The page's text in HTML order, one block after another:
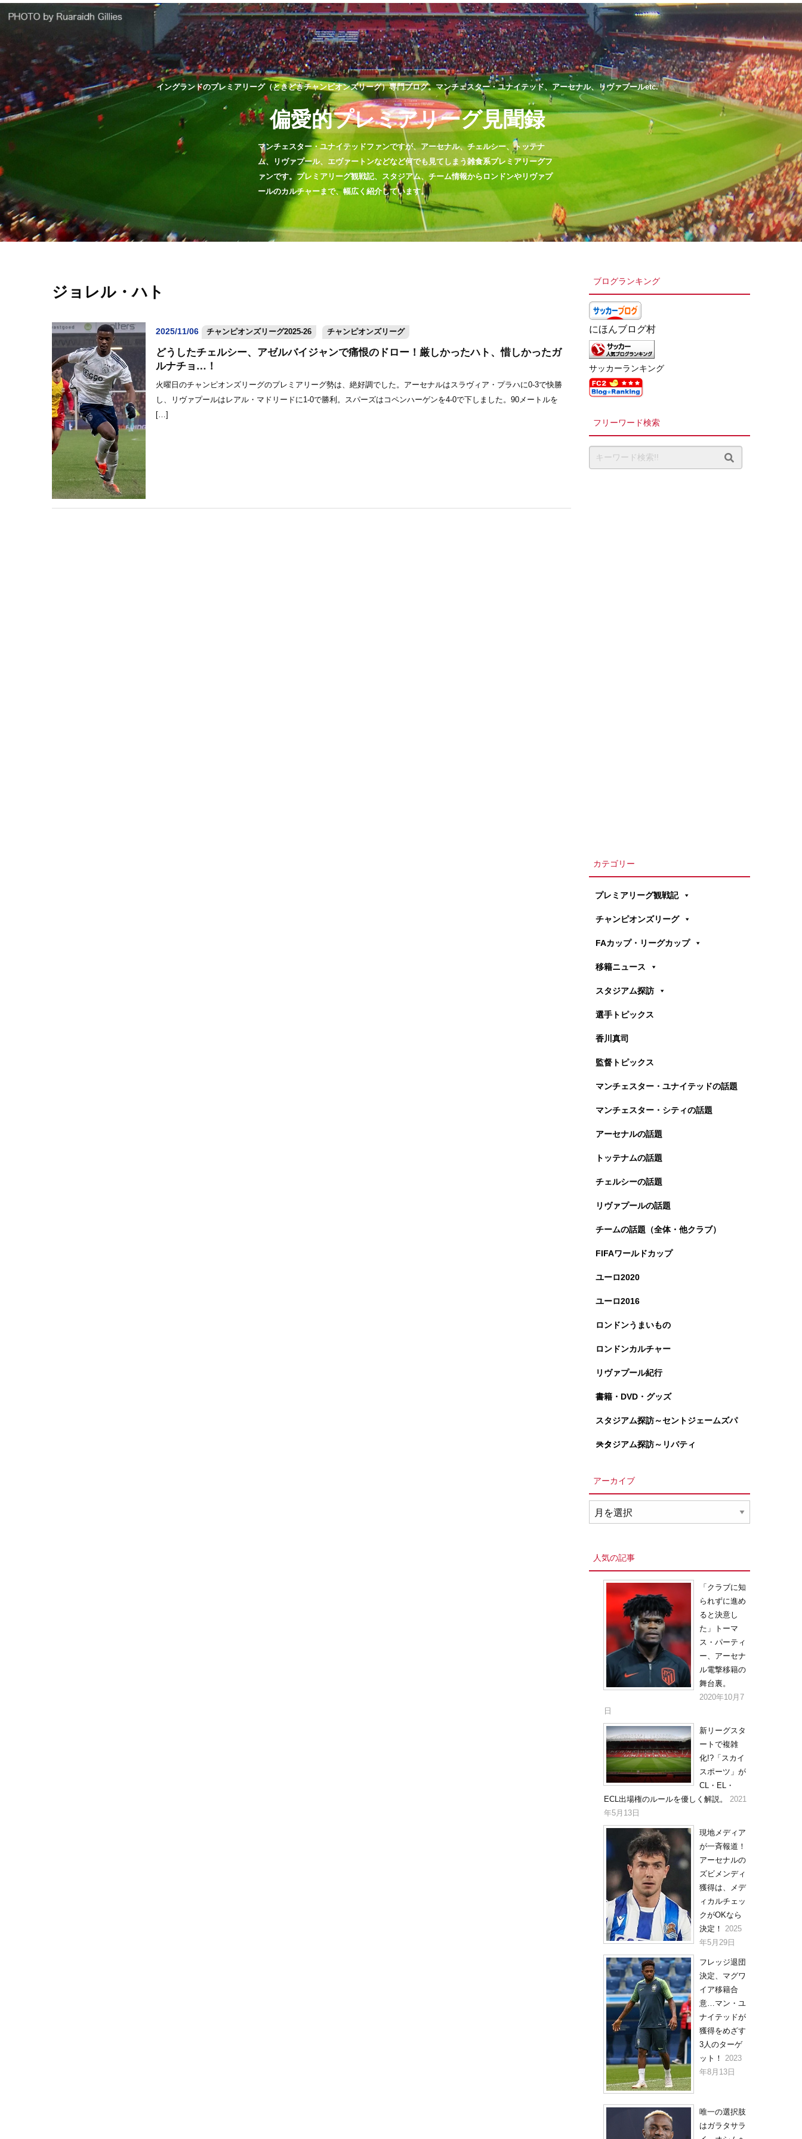
イングランドのプレミアリーグ（ときどきチャンピオンズリーグ）専門ブログ。マンチェスター・ユナイテッド、アーセナル、リヴァプールetc.
偏愛的プレミアリーグ見聞録
マンチェスター・ユナイテッドファンですが、アーセナル、チェルシー、トッテナ
ム、リヴァプール、エヴァートンなどなど何でも見てしまう雑食系プレミアリーグフ
ァンです。プレミアリーグ観戦記、スタジアム、チーム情報からロンドンやリヴァプ
ールのカルチャーまで、幅広く紹介しています。
ジョレル・ハト
2025/11/06 チャンピオンズリーグ2025-26 チャンピオンズリーグ
どうしたチェルシー、アゼルバイジャンで痛恨のドロー！厳しかったハト、惜しかったガ
ルナチョ…！
火曜日のチャンピオンズリーグのプレミアリーグ勢は、絶好調でした。アーセナルはスラヴィア・プラハに0-3で快勝
し、リヴァプールはレアル・マドリードに1-0で勝利。スパーズはコペンハーゲンを4-0で下しました。90メートルを
[…]
ブログランキング
にほんブログ村
サッカーランキング
フリーワード検索
カテゴリー
プレミアリーグ観戦記
チャンピオンズリーグ
FAカップ・リーグカップ
移籍ニュース
スタジアム探訪
選手トピックス
香川真司
監督トピックス
マンチェスター・ユナイテッドの話題
マンチェスター・シティの話題
アーセナルの話題
トッテナムの話題
チェルシーの話題
リヴァプールの話題
チームの話題（全体・他クラブ）
FIFAワールドカップ
ユーロ2020
ユーロ2016
ロンドンうまいもの
ロンドンカルチャー
リヴァプール紀行
書籍・DVD・グッズ
スタジアム探訪～セントジェームズパ
ーク
スタジアム探訪～リバティ
アーカイブ
ー
人気の記事
「クラブに知
られずに進め
ると決意し
た」トーマ
ス・パーティ
ー、アーセナ
ル電撃移籍の
舞台裏。
2020年10月7
日
新リーグスタ
ートで複雑
化!?「スカイ
スポーツ」が
CL・EL・
ECL出場権のルールを優しく解説。
2021
年5月13日
現地メディア
が一斉報道！
アーセナルの
ズビメンディ
獲得は、メデ
ィカルチェッ
クがOKなら
決定！
2025
年5月29日
フレッジ退団
決定、マグワ
イア移籍合
意…マン・ユ
ナイテッドが
獲得をめざす
3人のターゲ
ット！ 2023
年8月13日
唯一の選択肢
はガラタサラ